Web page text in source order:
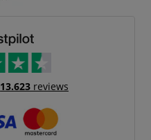
13.623reviews